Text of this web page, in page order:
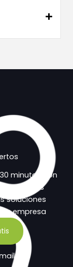
minutos con
evaluar tus
soluciones
tu empresa